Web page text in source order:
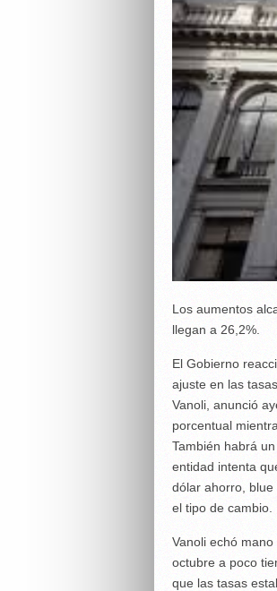
Los aumentos
llegan a 26,2%.
El Gobierno
ajuste en las
Vanoli, anunció
porcentual
También habrá
entidad intenta
dólar ahorro,
el tipo de cambio.
Vanoli echó
octubre a poco
que las tasas